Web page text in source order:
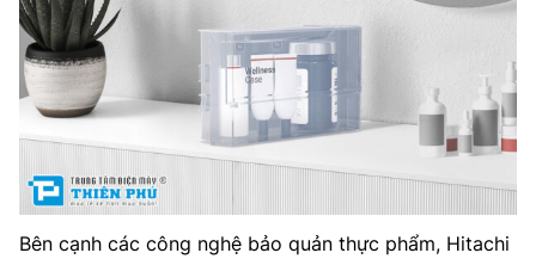
Bên cạnh các công nghệ bảo quản thực phẩm, Hitachi